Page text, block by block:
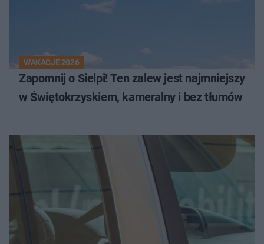
WAKACJE 2026
Zapomnij o Sielpi! Ten zalew jest najmniejszy
w Świętokrzyskiem, kameralny i bez tłumów